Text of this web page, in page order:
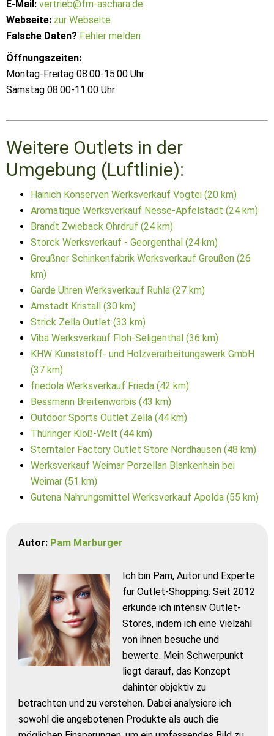
E-Mail: vertrieb@fm-aschara.de
Webseite: zur Webseite
Falsche Daten? Fehler melden
Öffnungszeiten:
Montag-Freitag 08.00-15.00 Uhr
Samstag 08.00-11.00 Uhr
Weitere Outlets in der
Umgebung (Luftlinie):
Hainich Konserven Werksverkauf Vogtei (20 km)
Aromatique Werksverkauf Nesse-Apfelstädt (24 km)
Brandt Zwieback Ohrdruf (24 km)
Storck Werksverkauf - Georgenthal (24 km)
Greußner Schinkenfabrik Werksverkauf Greußen (26
km)
Garde Uhren Werksverkauf Ruhla (27 km)
Arnstadt Kristall (30 km)
Strick Zella Outlet (33 km)
Viba Werksverkauf Floh-Seligenthal (36 km)
KHW Kunststoff- und Holzverarbeitungswerk GmbH
(37 km)
friedola Werksverkauf Frieda (42 km)
Bessmann Breitenworbis (43 km)
Outdoor Sports Outlet Zella (44 km)
Thüringer Kloß-Welt (44 km)
Sterntaler Factory Outlet Store Nordhausen (48 km)
Werksverkauf Weimar Porzellan Blankenhain bei
Weimar (51 km)
Gutena Nahrungsmittel Werksverkauf Apolda (55 km)
Autor: Pam Marburger
Ich bin Pam, Autor und Experte
für Outlet-Shopping. Seit 2012
erkunde ich intensiv Outlet-
Stores, indem ich eine Vielzahl
von ihnen besuche und
bewerte. Mein Schwerpunkt
liegt darauf, das Konzept
dahinter objektiv zu
betrachten und zu verstehen. Dabei analysiere ich
sowohl die angebotenen Produkte als auch die